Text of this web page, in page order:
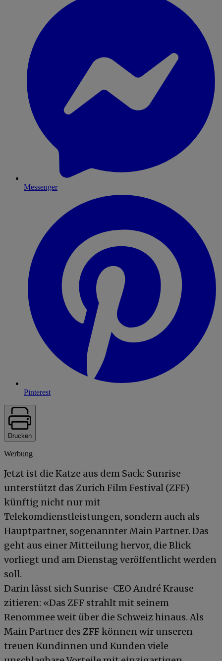
Messenger
Pinterest
Drucken
Werbung
Jetzt ist die Katze aus dem Sack: Sunrise
unterstützt das Zurich Film Festival (ZFF)
künftig nicht nur mit
Telekomdienstleistungen, sondern auch als
Hauptpartner, sogenannter Main Partner. Das
geht aus einer Mitteilung hervor, die Blick
vorliegt und am Dienstag veröffentlicht werden
soll.
Darin lässt sich Sunrise-CEO André Krause
zitieren: «Das ZFF strahlt mit seinem
Renommee weit über die Schweiz hinaus. Als
Main Partner des ZFF können wir unseren
treuen Kundinnen und Kunden viele